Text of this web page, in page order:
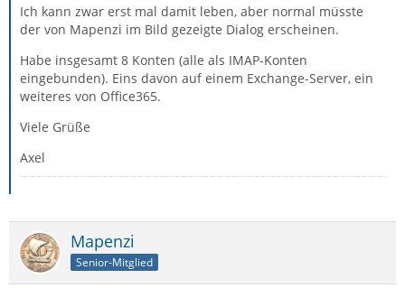
Ich kann zwar erst mal damit leben, aber normal müsste
der von Mapenzi im Bild gezeigte Dialog erscheinen.
Habe insgesamt 8 Konten (alle als IMAP-Konten
eingebunden). Eins davon auf einem Exchange-Server, ein
weiteres von Office365.
Viele Grüße
Axel
Mapenzi
Senior-Mitglied